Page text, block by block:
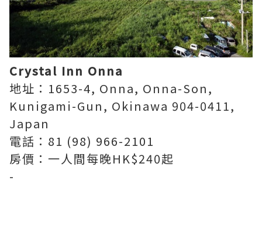
Crystal Inn Onna
地址：1653-4, Onna, Onna-Son,
Kunigami-Gun, Okinawa 904-0411,
Japan
電話：81 (98) 966-2101
房價：一人間每晚HK$240起
-